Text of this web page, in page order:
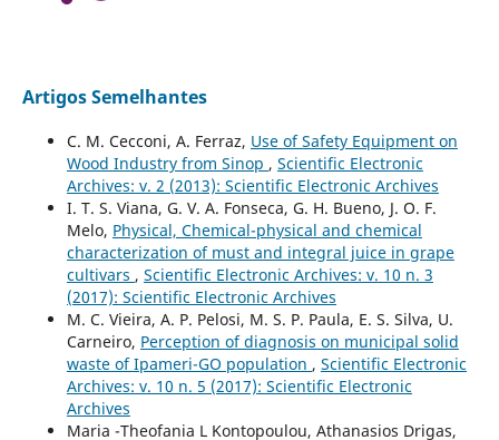
Artigos Semelhantes
C. M. Cecconi, A. Ferraz, Use of Safety Equipment on
Wood Industry from Sinop , Scientific Electronic
Archives: v. 2 (2013): Scientific Electronic Archives
I. T. S. Viana, G. V. A. Fonseca, G. H. Bueno, J. O. F.
Melo, Physical, Chemical-physical and chemical
characterization of must and integral juice in grape
cultivars , Scientific Electronic Archives: v. 10 n. 3
(2017): Scientific Electronic Archives
M. C. Vieira, A. P. Pelosi, M. S. P. Paula, E. S. Silva, U.
Carneiro, Perception of diagnosis on municipal solid
waste of Ipameri-GO population , Scientific Electronic
Archives: v. 10 n. 5 (2017): Scientific Electronic
Archives
Maria -Theofania L Kontopoulou, Athanasios Drigas,